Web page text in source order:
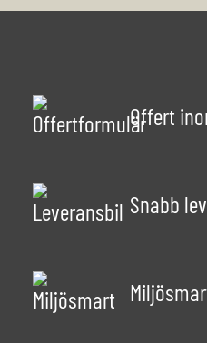
Offert
Snabb